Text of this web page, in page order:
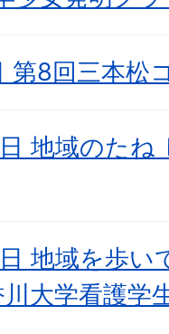
第8回三本松
地域のたね
地域を歩い
川大学看護学